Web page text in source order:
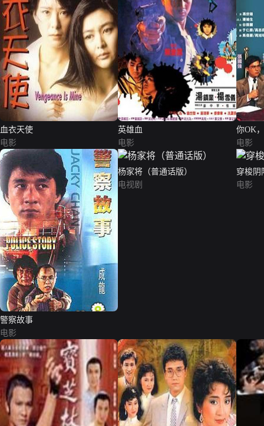
血衣天使
电影
英雄血
电影
你OK
电影
警察故事
电影
杨家将（普通话版）
电视剧
穿梭阴
电影